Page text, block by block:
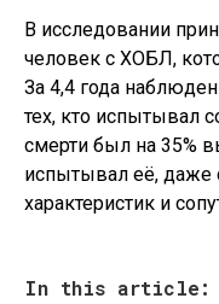
В исследовании
человек с ХОБЛ,
За 4,4 года
тех, кто испытывал
смерти был на 35%
испытывал её, даже
характеристик и
In this article: